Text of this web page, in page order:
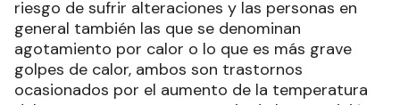
riesgo de sufrir alteraciones y las personas en
general también las que se denominan
agotamiento por calor o lo que es más grave
golpes de calor, ambos son trastornos
ocasionados por el aumento de la temperatura